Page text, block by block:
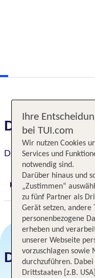
Das erwartet
Doubletree By Hilton
Digitaler und
Datum und
Ihre
bei TUI.com
Wir nutzen Cookies
Services und
notwendig sind.
Darüber hinaus und
„Zustimmen“
zu fünf Partner als
Gerät setzen, andere
personenbezogene
erheben und
unserer Webseite
vorzuschlagen sowie
durchzuführen.
Drittstaaten [z.B.